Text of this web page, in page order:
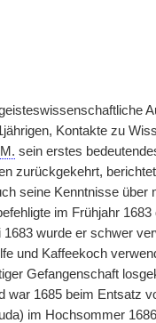
Kontakte zu
M. sein erstes
zurückgekehrt,
seine Kenntnisse
im Frühjahr
1683 wurde er schwer
und Kaffeekoch
Gefangenschaft
war 1685 beim Entsatz
im Hochsommer